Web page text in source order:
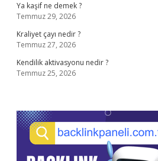
Ya kaşif ne demek ?
Temmuz 29, 2026
Kraliyet çayı nedir ?
Temmuz 27, 2026
Kendilik aktivasyonu nedir ?
Temmuz 25, 2026